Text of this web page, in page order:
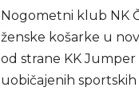
Nogometni klub NK
ženske košarke u
od strane KK
uobičajenih sportskih